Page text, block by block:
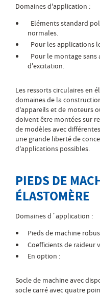
Domaines d'application :
Eléments standard
normales.
Pour les applications
Pour le montage sans
d'excitation.
Les ressorts circulaires en
domaines de la
d'appareils et de moteurs
doivent être montées sur
de modèles avec
une grande liberté de
d'applications possibles.
PIEDS DE
ÉLASTOMÈRE
Domaines d´application :
Pieds de machine
Coefficients de raideur
En option :
Socle de machine avec
socle carré avec quatre